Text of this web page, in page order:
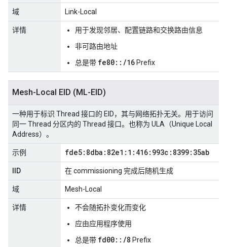
域 Link-Local
详情
用于发现邻居、配置链路和交换路由信息
非可路由地址
总是带 fe80::/16 Prefix
Mesh-Local EID (ML-EID)
一种用于标识 Thread 接口的 EID，其与网络拓扑无关。用于访问
同一 Thread 分区内的 Thread 接口。也称为 ULA（Unique Local
Address）。
示例 fde5:8dba:82e1:1:416:993c:8399:35ab
IID 在 commissioning 完成后随机生成
域 Mesh-Local
详情
不会随拓扑变化而变化
应由应用程序使用
总是带 fd00::/8 Prefix